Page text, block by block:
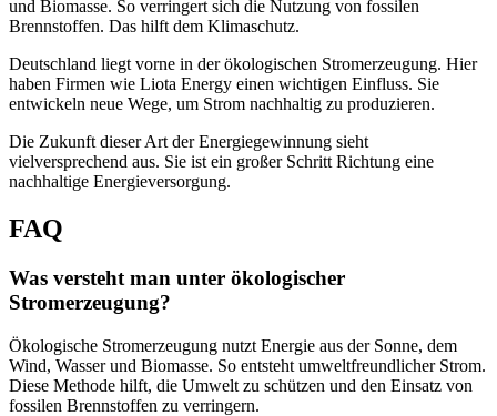
und Biomasse. So verringert sich die Nutzung von fossilen
Brennstoffen. Das hilft dem Klimaschutz.
Deutschland liegt vorne in der ökologischen Stromerzeugung. Hier
haben Firmen wie Liota Energy einen wichtigen Einfluss. Sie
entwickeln neue Wege, um Strom nachhaltig zu produzieren.
Die Zukunft dieser Art der Energiegewinnung sieht
vielversprechend aus. Sie ist ein großer Schritt Richtung eine
nachhaltige Energieversorgung.
FAQ
Was versteht man unter ökologischer
Stromerzeugung?
Ökologische Stromerzeugung nutzt Energie aus der Sonne, dem
Wind, Wasser und Biomasse. So entsteht umweltfreundlicher Strom.
Diese Methode hilft, die Umwelt zu schützen und den Einsatz von
fossilen Brennstoffen zu verringern.